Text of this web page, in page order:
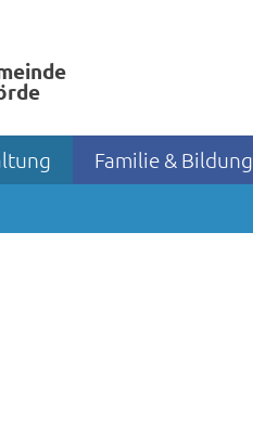
Familie & Bildung